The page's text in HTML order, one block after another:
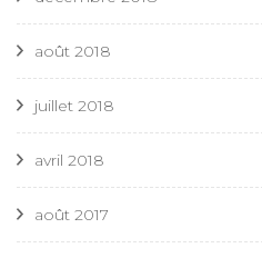
août 2018
juillet 2018
avril 2018
août 2017